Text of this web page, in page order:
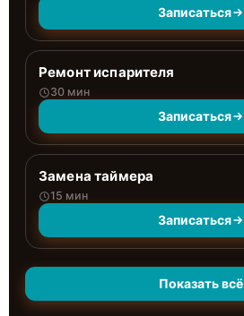
Записаться
Ремонт испарителя
30 мин
Записаться
Замена таймера
15 мин
Записаться
Показать всё